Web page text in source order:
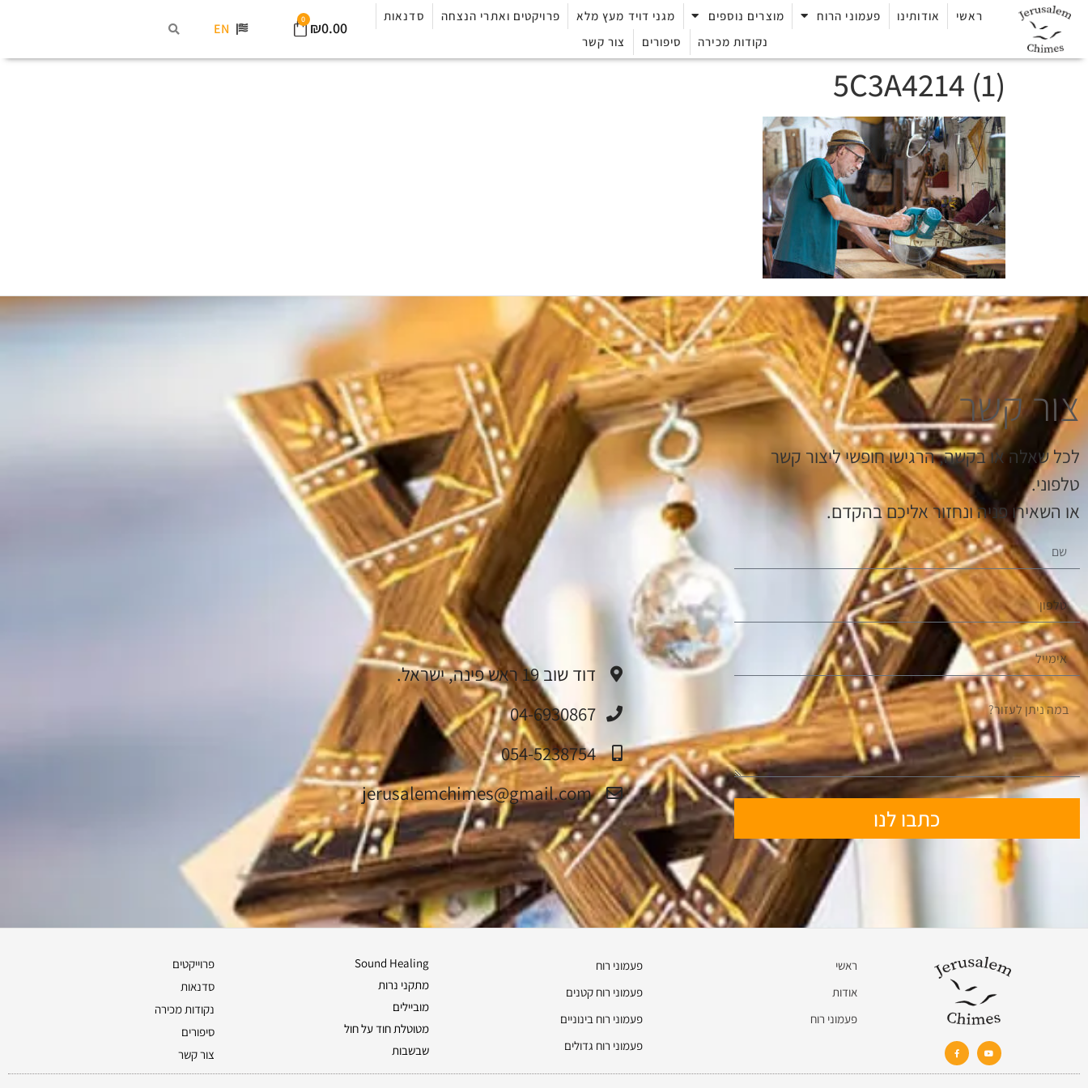
ראשי אודותינו פעמוני הרוח מוצרים נוספים מגני דויד מעץ מלא פרויקטים ואתרי הנצחה
סדנאות
נקודות מכירה
סיפורים צור קשר
₪0.00
0
EN
5C3A4214 (1)
צור קשר
לכל שאלה או בקשה, הרגישו חופשי ליצור קשר
טלפוני.
או השאירו פניה ונחזור אליכם בהקדם.
כתבו לנו
דוד שוב 19 ראש פינה, ישראל.
04-6930867
054-5238754
jerusalemchimes@gmail.com‏
ראשי
אודות
פעמוני רוח
פעמוני רוח
פעמוני רוח קטנים
פעמוני רוח בינוניים
פעמוני רוח גדולים
Sound Healing
מתקני נרות
מוביילים
מטוטלת חוד על חול
שבשבות
פרוייקטים
סדנאות
נקודות מכירה
סיפורים
צור קשר